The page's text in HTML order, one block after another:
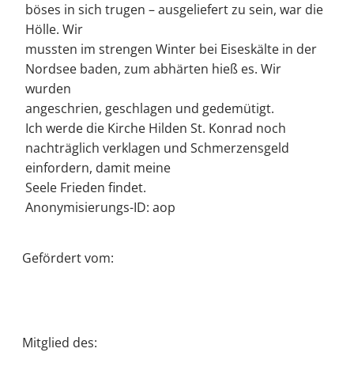
böses in sich trugen – ausgeliefert zu sein, war die
Hölle. Wir
mussten im strengen Winter bei Eiseskälte in der
Nordsee baden, zum abhärten hieß es. Wir
wurden
angeschrien, geschlagen und gedemütigt.
Ich werde die Kirche Hilden St. Konrad noch
nachträglich verklagen und Schmerzensgeld
einfordern, damit meine
Seele Frieden findet.
Anonymisierungs-ID: aop
Gefördert vom:
Mitglied des: